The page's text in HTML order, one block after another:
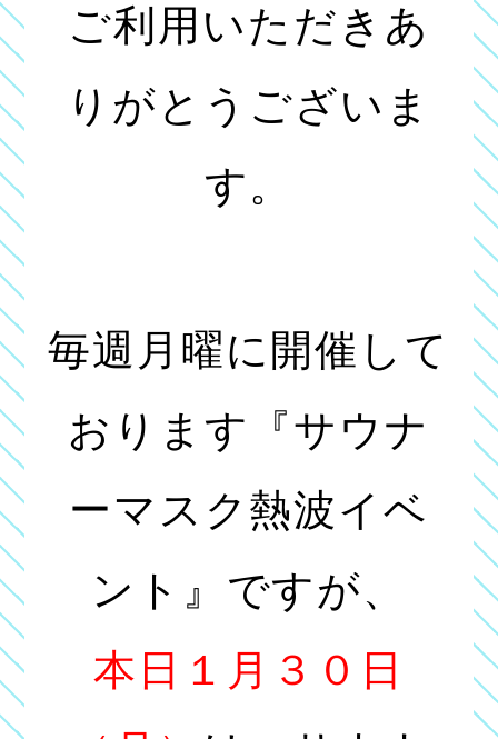
ご利用いただきあ
りがとうございま
す。
毎週月曜に開催して
おります『サウナ
ーマスク熱波イベ
ント』ですが、
本日１月３０日